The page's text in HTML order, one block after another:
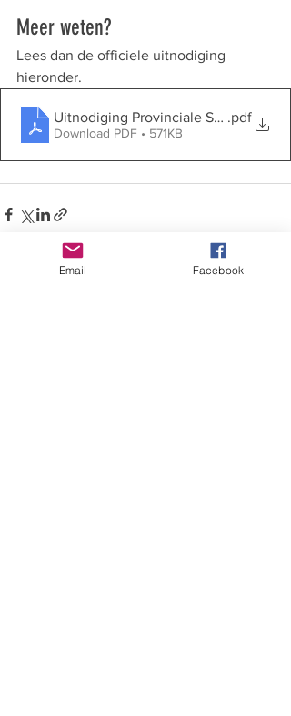
Meer weten?
Lees dan de officiele uitnodiging
hieronder.
Uitnodiging Provinciale Staten
.pdf
Download PDF • 571KB
Email Facebook